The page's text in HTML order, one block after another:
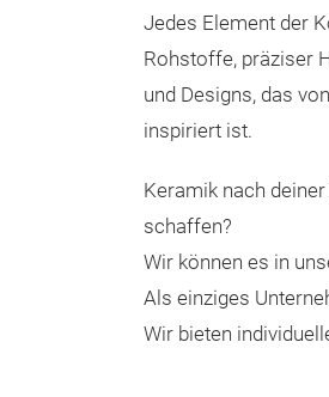
Jedes Element der
Rohstoffe, präziser
und Designs, das
inspiriert ist.
Keramik nach
schaffen?
Wir können es in
Als einziges
Wir bieten